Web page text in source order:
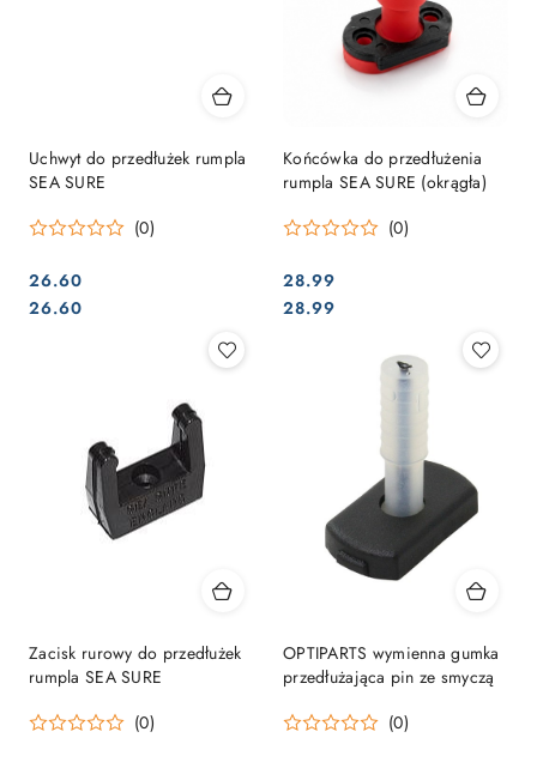
Uchwyt do przedłużek rumpla
SEA SURE
(0)
Cena:
26.60
Cena:
26.60
Końcówka do przedłużenia
rumpla SEA SURE (okrągła)
(0)
Cena:
28.99
Cena:
28.99
Zacisk rurowy do przedłużek
rumpla SEA SURE
(0)
OPTIPARTS wymienna gumka
przedłużająca pin ze smyczą
(0)